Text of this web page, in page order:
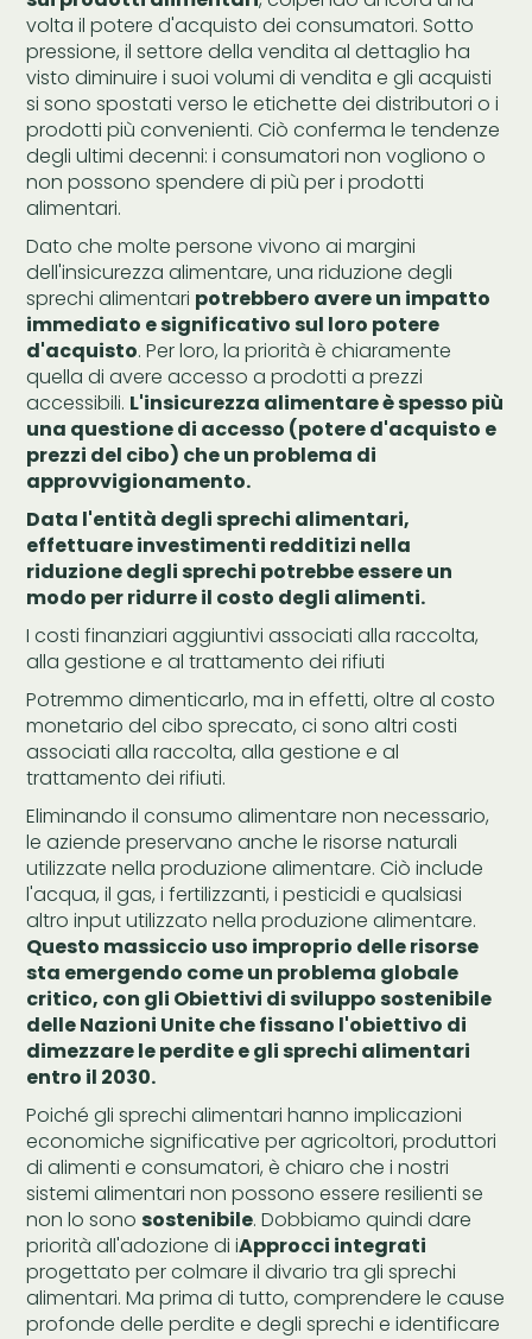
volta il potere d'acquisto dei consumatori. Sotto
pressione, il settore della vendita al dettaglio ha
visto diminuire i suoi volumi di vendita e gli acquisti
si sono spostati verso le etichette dei distributori o i
prodotti più convenienti. Ciò conferma le tendenze
degli ultimi decenni: i consumatori non vogliono o
non possono spendere di più per i prodotti
alimentari.
Dato che molte persone vivono ai margini
dell'insicurezza alimentare, una riduzione degli
sprechi alimentari potrebbero avere un impatto
immediato e significativo sul loro potere
d'acquisto. Per loro, la priorità è chiaramente
quella di avere accesso a prodotti a prezzi
accessibili. L'insicurezza alimentare è spesso più
una questione di accesso (potere d'acquisto e
prezzi del cibo) che un problema di
approvvigionamento.
Data l'entità degli sprechi alimentari,
effettuare investimenti redditizi nella
riduzione degli sprechi potrebbe essere un
modo per ridurre il costo degli alimenti.
I costi finanziari aggiuntivi associati alla raccolta,
alla gestione e al trattamento dei rifiuti
Potremmo dimenticarlo, ma in effetti, oltre al costo
monetario del cibo sprecato, ci sono altri costi
associati alla raccolta, alla gestione e al
trattamento dei rifiuti.
Eliminando il consumo alimentare non necessario,
le aziende preservano anche le risorse naturali
utilizzate nella produzione alimentare. Ciò include
l'acqua, il gas, i fertilizzanti, i pesticidi e qualsiasi
altro input utilizzato nella produzione alimentare.
Questo massiccio uso improprio delle risorse
sta emergendo come un problema globale
critico, con gli Obiettivi di sviluppo sostenibile
delle Nazioni Unite che fissano l'obiettivo di
dimezzare le perdite e gli sprechi alimentari
entro il 2030.
Poiché gli sprechi alimentari hanno implicazioni
economiche significative per agricoltori, produttori
di alimenti e consumatori, è chiaro che i nostri
sistemi alimentari non possono essere resilienti se
non lo sono sostenibile. Dobbiamo quindi dare
priorità all'adozione di iApprocci integrati
progettato per colmare il divario tra gli sprechi
alimentari. Ma prima di tutto, comprendere le cause
profonde delle perdite e degli sprechi e identificare